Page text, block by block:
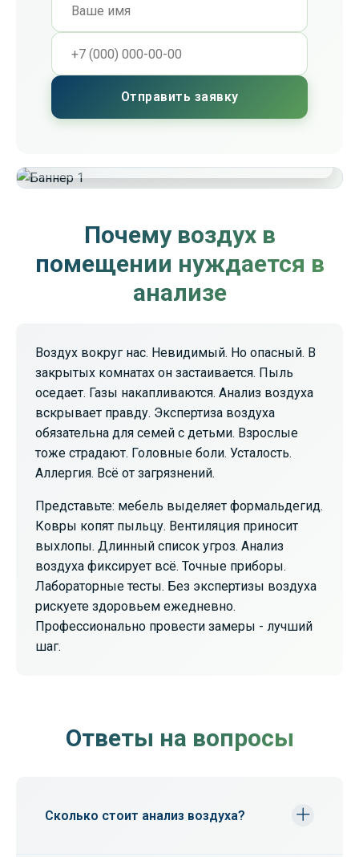
Отправить заявку
Почему воздух в
помещении нуждается в
анализе
Воздух вокруг нас. Невидимый. Но опасный. В
закрытых комнатах он застаивается. Пыль
оседает. Газы накапливаются. Анализ воздуха
вскрывает правду. Экспертиза воздуха
обязательна для семей с детьми. Взрослые
тоже страдают. Головные боли. Усталость.
Аллергия. Всё от загрязнений.
Представьте: мебель выделяет формальдегид.
Ковры копят пыльцу. Вентиляция приносит
выхлопы. Длинный список угроз. Анализ
воздуха фиксирует всё. Точные приборы.
Лабораторные тесты. Без экспертизы воздуха
рискуете здоровьем ежедневно.
Профессионально провести замеры - лучший
шаг.
Ответы на вопросы
Сколько стоит анализ воздуха?